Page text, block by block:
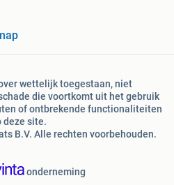
wettelijk toegestaan, niet
die voortkomt uit het gebruik
of ontbrekende functionaliteiten
deze site.
B.V. Alle rechten voorbehouden.
onderneming